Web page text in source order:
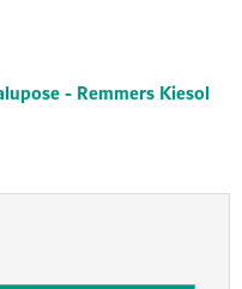
- Remmers Kiesol